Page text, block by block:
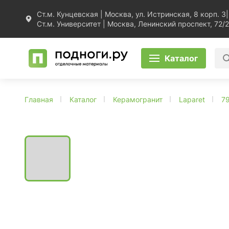
Ст.м. Кунцевская | Москва, ул. Истринская, 8 корп. 3
Ст.м. Университет | Москва, Ленинский проспект, 72/2
Каталог
Главная Каталог Керамогранит Laparet